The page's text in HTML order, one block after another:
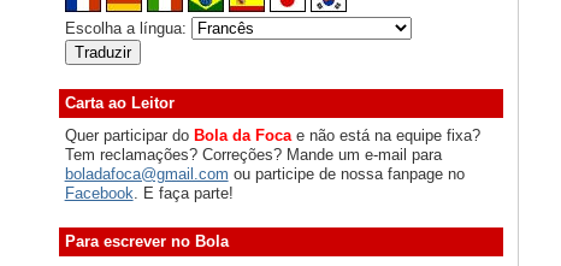
Escolha a língua:
Carta ao Leitor
Quer participar do Bola da Focae não está na equipe fixa?
Tem reclamações? Correções? Mande um e-mail para
boladafoca@gmail.com ou participe de nossa fanpage no
Facebook . E faça parte!
Para escrever no Bola